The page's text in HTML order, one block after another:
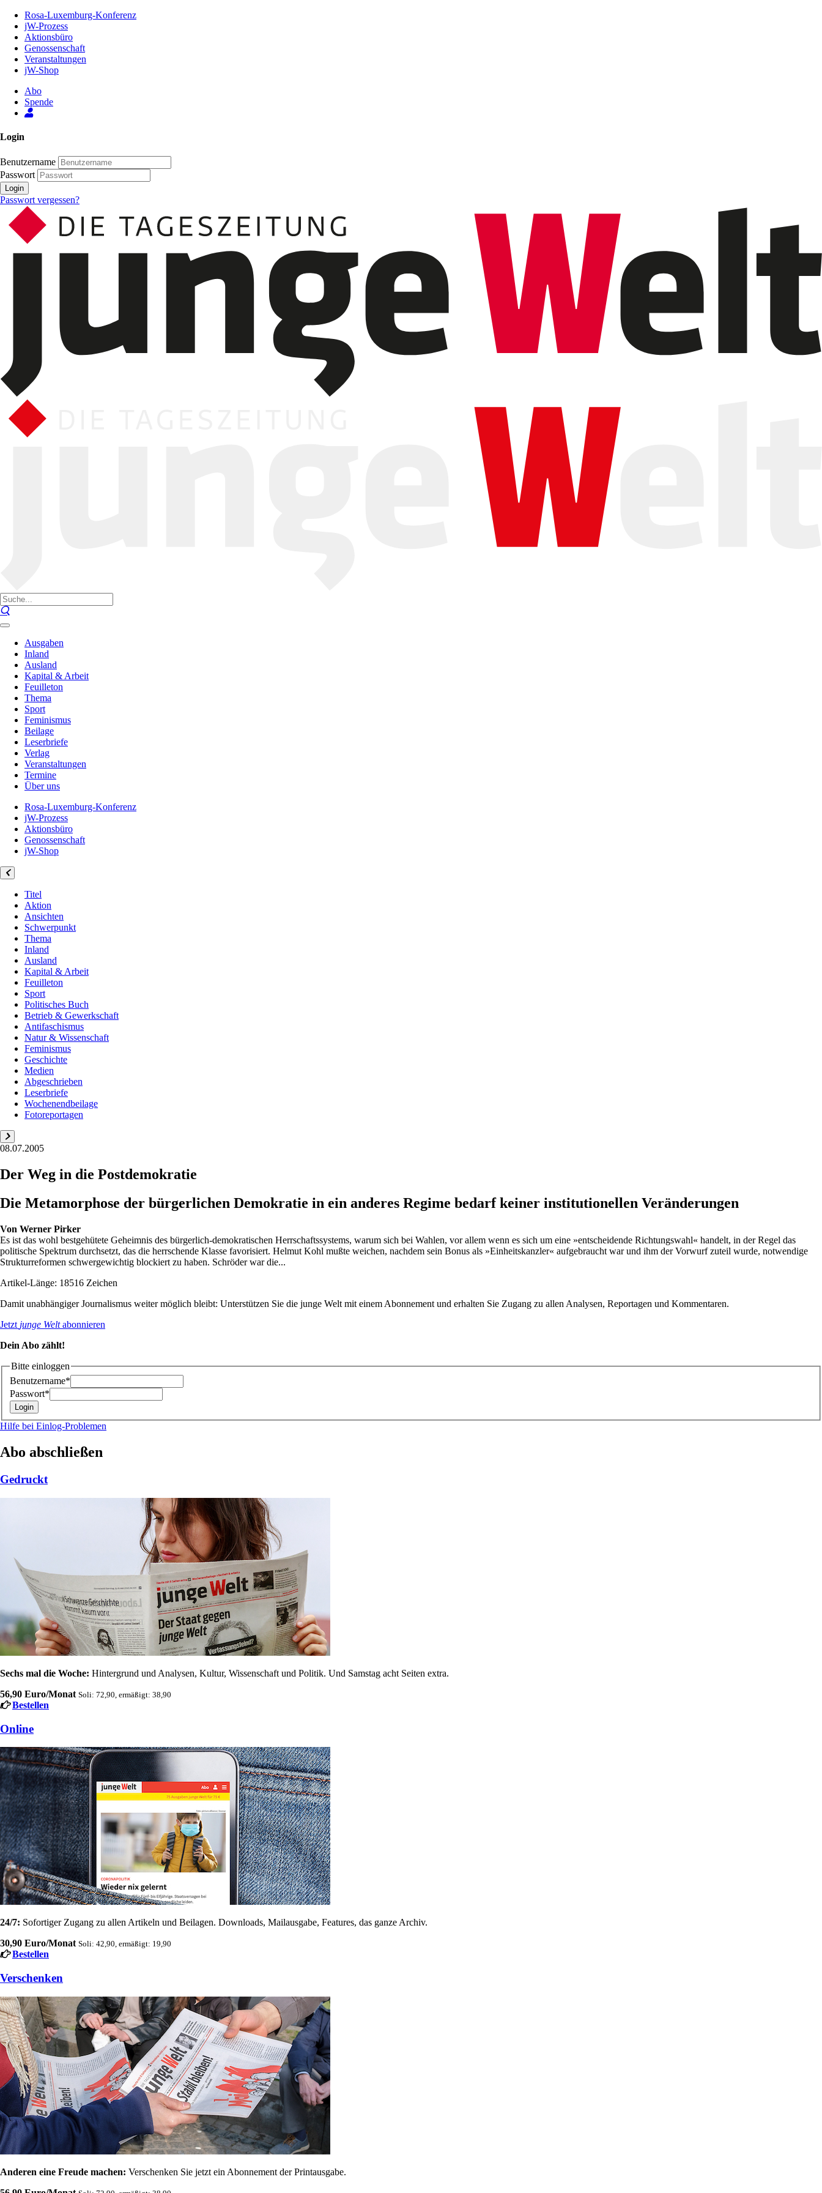
Inhalt
Seite
Rosa-Luxemburg-Konferenz
jW-Prozess
Aktionsbüro
Genossenschaft
Veranstaltungen
jW-Shop
Abo
Spende
Login
Benutzername
Passwort
Login
Passwort vergessen?
Ausgaben
Inland
Ausland
Kapital & Arbeit
Feuilleton
Thema
Sport
Feminismus
Beilage
Leserbriefe
Verlag
Veranstaltungen
Termine
Über uns
Rosa-Luxemburg-Konferenz
jW-Prozess
Aktionsbüro
Genossenschaft
jW-Shop
Titel
Aktion
Ansichten
Schwerpunkt
Thema
Inland
Ausland
Kapital & Arbeit
Feuilleton
Sport
Politisches Buch
Betrieb & Gewerkschaft
Antifaschismus
Natur & Wissenschaft
Feminismus
Geschichte
Medien
Abgeschrieben
Leserbriefe
Wochenendbeilage
Fotoreportagen
08.07.2005
Der Weg in die Postdemokratie
Die Metamorphose der bürgerlichen Demokratie in ein anderes Regime bedarf keiner institutionellen Veränderungen
Von Werner Pirker
Es ist das wohl bestgehütete Geheimnis des bürgerlich-demokratischen Herrschaftssystems, warum sich bei Wahlen, vor allem wenn es sich um eine »entscheidende Richtungswahl« handelt, in der Regel das
politische Spektrum durchsetzt, das die herrschende Klasse favorisiert. Helmut Kohl mußte weichen, nachdem sein Bonus als »Einheitskanzler« aufgebraucht war und ihm der Vorwurf zuteil wurde, notwendige
Strukturreformen schwergewichtig blockiert zu haben. Schröder war die...
Artikel-Länge: 18516 Zeichen
Damit unabhängiger Journalismus weiter möglich bleibt: Unterstützen Sie die junge Welt mit einem Abonnement und erhalten Sie Zugang zu allen Analysen, Reportagen und Kommentaren.
Jetzt junge Weltabonnieren
Dein Abo zählt!
Bitte einloggen
Benutzername*
Passwort*
Hilfe bei Einlog-Problemen
Abo abschließen
Gedruckt
Sechs mal die Woche: Hintergrund und Analysen, Kultur, Wissenschaft und Politik. Und Samstag acht Seiten extra.
56,90 Euro/Monat Soli: 72,90, ermäßigt: 38,90
Bestellen
Online
24/7: Sofortiger Zugang zu allen Artikeln und Beilagen. Downloads, Mailausgabe, Features, das ganze Archiv.
30,90 Euro/Monat Soli: 42,90, ermäßigt: 19,90
Bestellen
Verschenken
Anderen eine Freude machen: Verschenken Sie jetzt ein Abonnement der Printausgabe.